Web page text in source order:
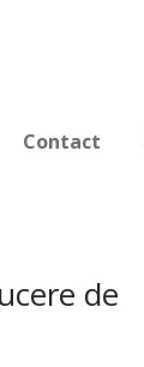
Contact
de